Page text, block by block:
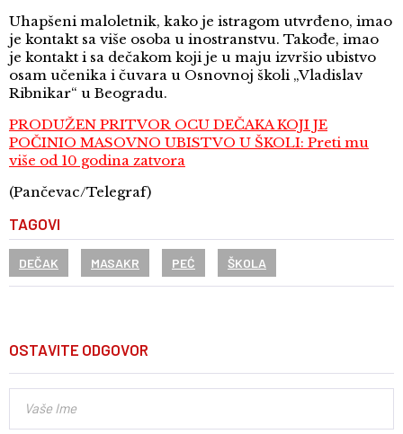
Uhapšeni maloletnik, kako je istragom utvrđeno, imao
je kontakt sa više osoba u inostranstvu. Takođe, imao
je kontakt i sa dečakom koji je u maju izvršio ubistvo
osam učenika i čuvara u Osnovnoj školi „Vladislav
Ribnikar“ u Beogradu.
PRODUŽEN PRITVOR OCU DEČAKA KOJI JE
POČINIO MASOVNO UBISTVO U ŠKOLI: Preti mu
više od 10 godina zatvora
(Pančevac/Telegraf)
TAGOVI
DEČAK MASAKR PEĆ ŠKOLA
OSTAVITE ODGOVOR